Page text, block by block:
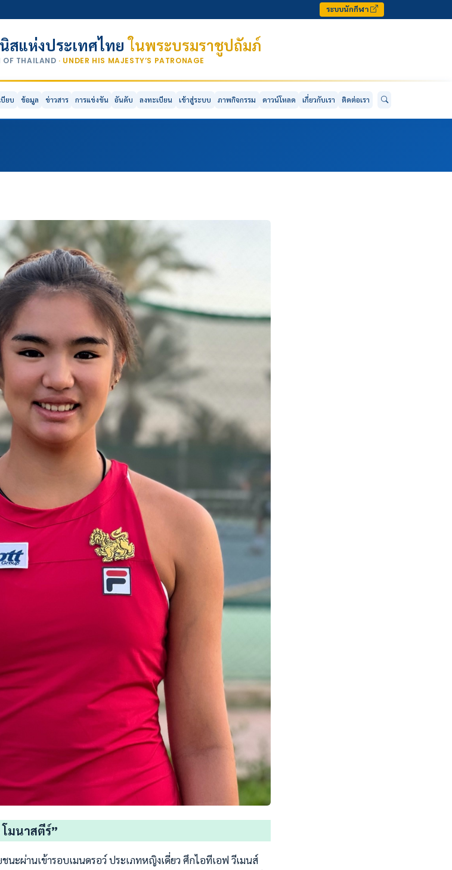
ระบบนักกีฬา
สแห่งประเทศไทยในพระบรมราชูปถัมภ์
OF THAILAND · UNDER HIS MAJESTY’S PATRONAGE
ยบ ข้อมูล ข่าวสาร การแข่งขัน อันดับ ลงทะเบียน เข้าสู่ระบบ ภาพกิจกรรม ดาวน์โหลด เกี่ยวกับเรา ติดต่อเรา
มนาสตีร์”
ะผ่านเข้ารอบเมนดรอว์ ประเภทหญิงเดี่ยว ศึกไอทีเอฟ วีเมนส์